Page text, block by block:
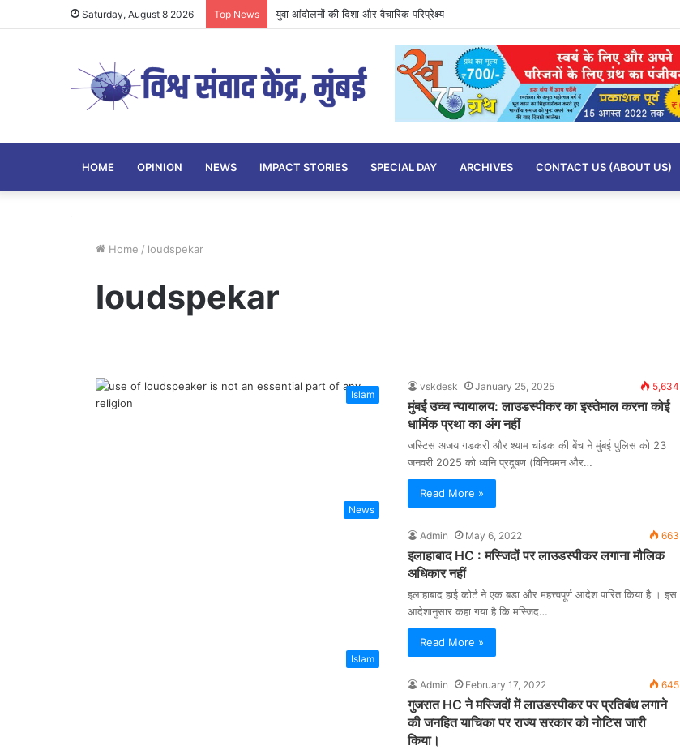
Saturday, August 8 2026 Top News युवा आंदोलनों की दिशा और वैचारिक परिप्रेक्ष्य
HOME OPINION NEWS IMPACT STORIES SPECIAL DAY ARCHIVES CONTACT US (ABOUT US)
Home / loudspekar
loudspekar
Islam
vskdesk January 25, 2025 5,634
मुंबई उच्च न्यायालय: लाउडस्पीकर का इस्तेमाल करना कोई
धार्मिक प्रथा का अंग नहीं
जस्टिस अजय गडकरी और श्याम चांडक की बेंच ने मुंबई पुलिस को 23
जनवरी 2025 को ध्वनि प्रदूषण (विनियमन और…
Read More »
News
Admin May 6, 2022 663
इलाहाबाद HC : मस्जिदों पर लाउडस्‍पीकर लगाना मौलिक
अधिकार नहीं
इलाहाबाद हाई कोर्ट ने एक बडा और महत्त्वपूर्ण आदेश पारित किया है । इस
आदेशानुसार कहा गया है कि मस्जिद…
Read More »
Islam
Admin February 17, 2022 645
गुजरात HC ने मस्जिदों में लाउडस्पीकर पर प्रतिबंध लगाने
की जनहित याचिका पर राज्य सरकार को नोटिस जारी
किया।